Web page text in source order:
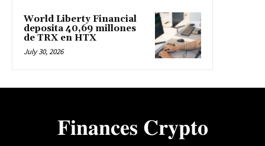
World Liberty Financial
deposita 40,69 millones
de TRX en HTX
July 30, 2026
𝐅𝐢𝐧𝐚𝐧𝐜𝐞𝐬 𝐂𝐫𝐲𝐩𝐭𝐨